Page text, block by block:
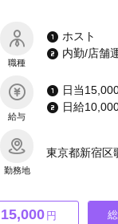
職種
ホスト
内勤/店舗
給与
日給
勤務地
東京都新宿区
15,000 円